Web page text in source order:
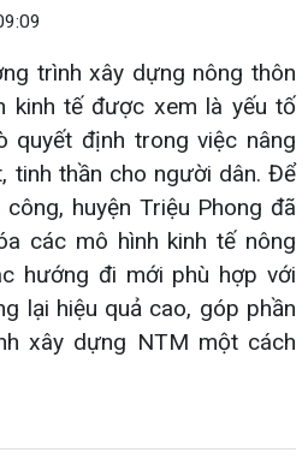
trình xây dựng nông thôn
kinh tế được xem là yếu tố
quyết định trong việc nâng
tinh thần cho người dân. Để
huyện Triệu Phong đã
các mô hình kinh tế nông
hướng đi mới phù hợp với
lại hiệu quả cao, góp phần
xây dựng NTM một cách